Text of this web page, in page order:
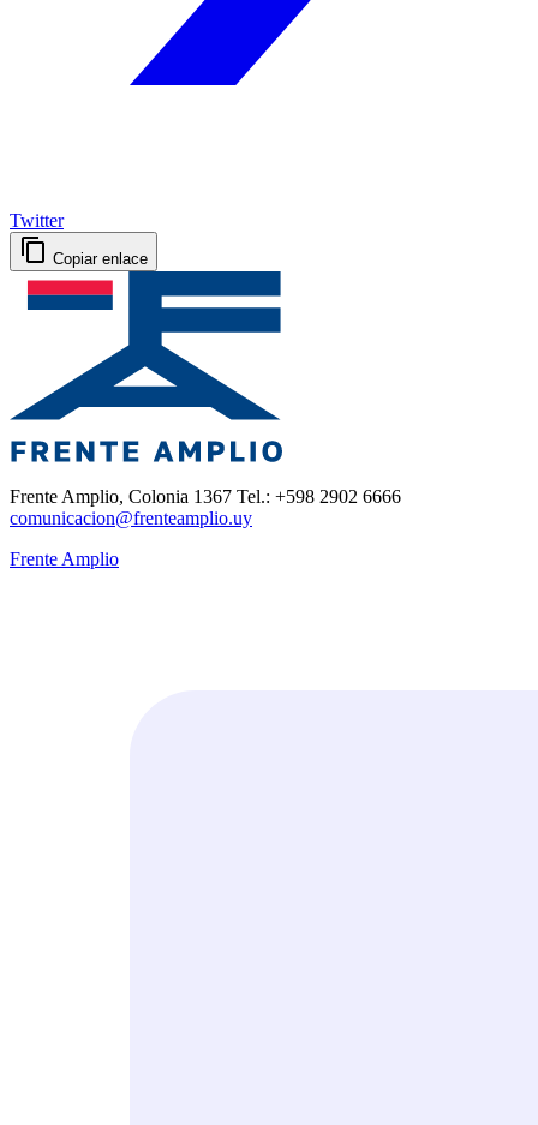
Twitter
Copiar enlace
Frente Amplio, Colonia 1367 Tel.: +598 2902 6666
comunicacion@frenteamplio.uy
Frente Amplio